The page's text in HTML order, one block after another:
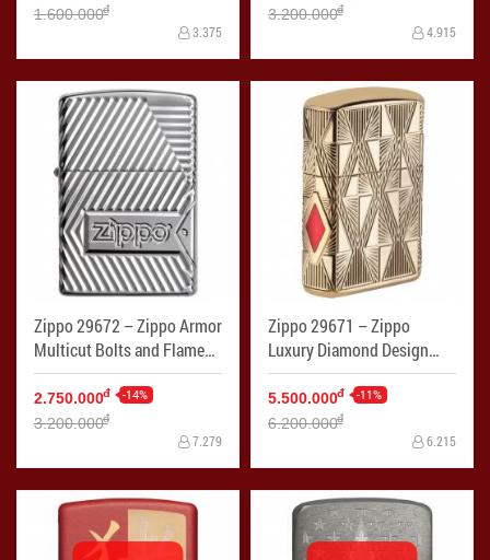
1.600.000đ
3.375
3.200.000đ
4.915
Zippo 29672 – Zippo Armor
Multicut Bolts and Flame
High Polish Chrome
2.750.000đ -14%
3.200.000đ
7.279
Zippo 29671 – Zippo
Luxury Diamond Design
High Polish Gold Plate
5.500.000đ -11%
6.200.000đ
6.215